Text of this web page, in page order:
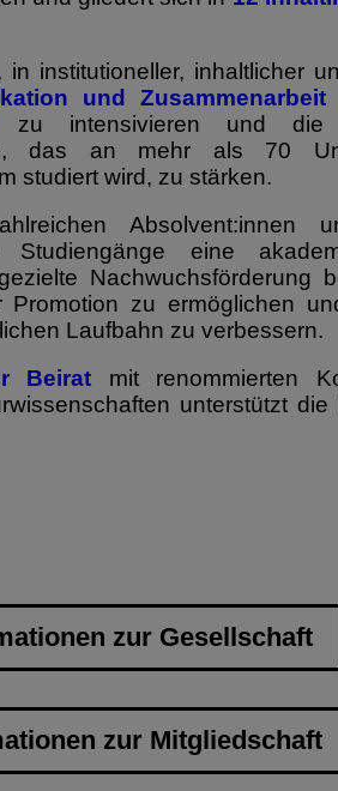
institutioneller, inhaltlicher
und
zu intensivieren und die
das an mehr als 70
studiert wird, zu stärken.
Absolvent:innen
Studiengänge eine
Nachwuchsförderung
zu ermöglichen
Laufbahn zu verbessern.
Beirat mit renommierten
unterstützt
zur Gesellschaft
zur Mitgliedschaft